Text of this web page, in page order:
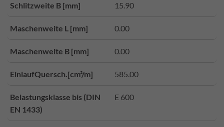
Schlitzweite B [mm] 15.90
Maschenweite L [mm] 0.00
Maschenweite B [mm] 0.00
EinlaufQuersch.[cm²/m] 585.00
Belastungsklasse bis (DIN
EN 1433)
E 600